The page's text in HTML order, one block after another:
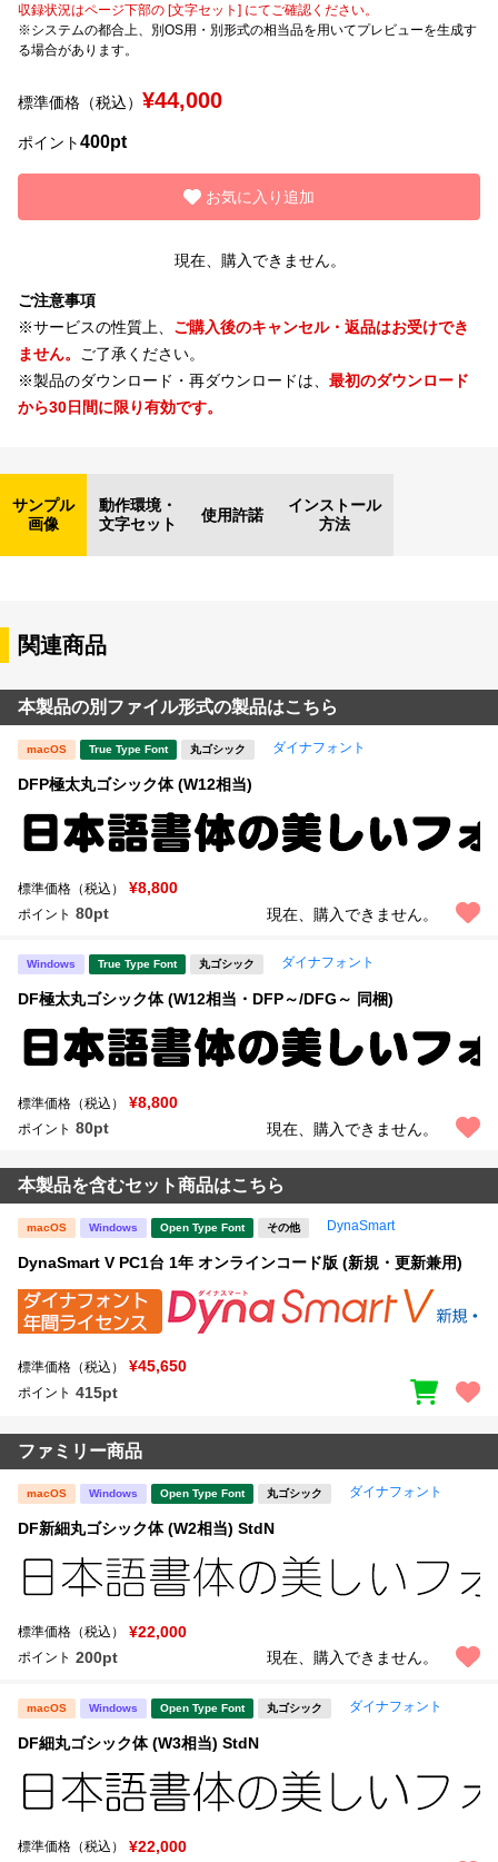
価格帯
リセット
収録状況はページ下部の [文字セット] にてご確認ください。
※システムの都合上、別OS用・別形式の相当品を用いてプレビューを生成す
る場合があります。
標準価格（税込） ¥44,000
ポイント400pt
お気に入り追加
現在、購入できません。
ご注意事項
※サービスの性質上、 ご購入後のキャンセル・返品はお受けでき
ません。 ご了承ください。
※製品のダウンロード・再ダウンロードは、 最初のダウンロード
から30日間に限り有効です。
サンプル
画像
動作環境・
文字セット
使用許諾
インストール
方法
関連商品
本製品の別ファイル形式の製品はこちら
macOS True Type Font 丸ゴシック ダイナフォント
DFP極太丸ゴシック体 (W12相当)
標準価格（税込） ¥8,800
ポイント 80pt 現在、購入できません。
Windows True Type Font 丸ゴシック ダイナフォント
DF極太丸ゴシック体 (W12相当・DFP～/DFG～ 同梱)
標準価格（税込） ¥8,800
ポイント 80pt 現在、購入できません。
本製品を含むセット商品はこちら
macOS Windows Open Type Font その他 DynaSmart
DynaSmart V PC1台 1年 オンラインコード版 (新規・更新兼用)
標準価格（税込） ¥45,650
ポイント 415pt
ファミリー商品
macOS Windows Open Type Font 丸ゴシック ダイナフォント
DF新細丸ゴシック体 (W2相当) StdN
標準価格（税込） ¥22,000
ポイント 200pt 現在、購入できません。
macOS Windows Open Type Font 丸ゴシック ダイナフォント
DF細丸ゴシック体 (W3相当) StdN
標準価格（税込） ¥22,000